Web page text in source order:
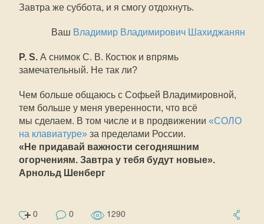
Завтра же суббота, и я смогу отдохнуть.
Ваш Владимир Владимирович Шахиджанян
P. S. А снимок С. В. Костюк и впрямь
замечательный. Не так ли?
Чем больше общаюсь с Софьей Владимировной,
тем больше у меня уверенности, что всё
мы сделаем. В том числе и в продвижении «СОЛО
на клавиатуре» за пределами России.
«Не придавай важности сегодняшним
огорчениям. Завтра у тебя будут новые».
Арнольд Шенберг
0 0 1290